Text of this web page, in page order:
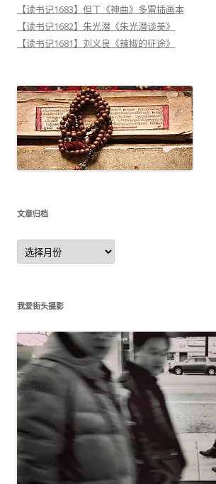
【读书记1683】但丁《神曲》多雷插画本
【读书记1682】朱光潜《朱光潜谈美》
【读书记1681】刘义良《辣椒的征途》
文章归档
文
章
归
我爱街头摄影